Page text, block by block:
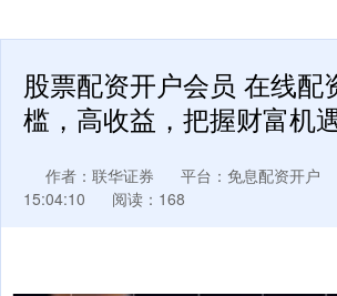
股票配资开户会员 在线配
槛，高收益，把握财富机
作者：联华证券 平台：免息配资开户
15:04:10
阅读：168